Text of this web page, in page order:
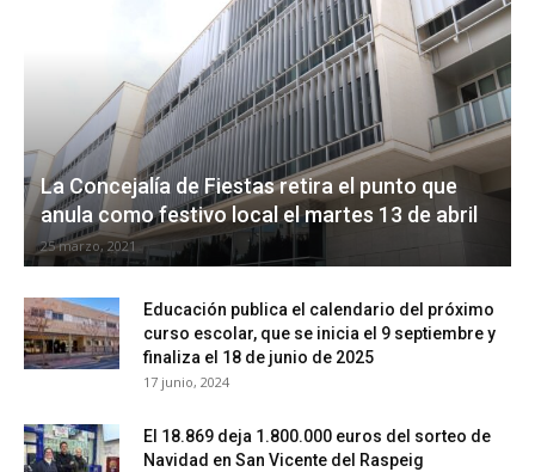
La Concejalía de Fiestas retira el punto que
anula como festivo local el martes 13 de abril
25 marzo, 2021
Educación publica el calendario del próximo
curso escolar, que se inicia el 9 septiembre y
finaliza el 18 de junio de 2025
17 junio, 2024
El 18.869 deja 1.800.000 euros del sorteo de
Navidad en San Vicente del Raspeig